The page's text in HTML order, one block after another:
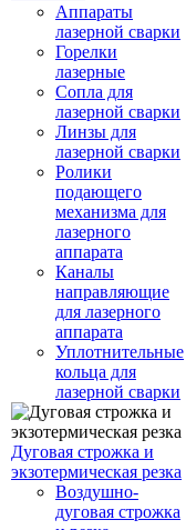
Аппараты
лазерной сварки
Горелки
лазерные
Сопла для
лазерной сварки
Линзы для
лазерной сварки
Ролики
подающего
механизма для
лазерного
аппарата
Каналы
направляющие
для лазерного
аппарата
Уплотнительные
кольца для
лазерной сварки
Дуговая строжка и
экзотермическая резка
Воздушно-
дуговая строжка